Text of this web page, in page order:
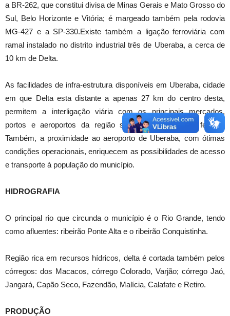
a BR-262, que constitui divisa de Minas Gerais e Mato Grosso do
Sul, Belo Horizonte e Vitória; é margeado também pela rodovia
MG-427 e a SP-330.Existe também a ligação ferroviária com
ramal instalado no distrito industrial três de Uberaba, a cerca de
10 km de Delta.
As facilidades de infra-estrutura disponíveis em Uberaba, cidade
em que Delta esta distante a apenas 27 km do centro desta,
permitem a interligação viária com os principais mercados,
portos e aeroportos da região sudeste e da capital federal.
Também, a proximidade ao aeroporto de Uberaba, com ótimas
condições operacionais, enriquecem as possibilidades de acesso
e transporte à população do município.
HIDROGRAFIA
O principal rio que circunda o município é o Rio Grande, tendo
como afluentes: ribeirão Ponte Alta e o ribeirão Conquistinha.
Região rica em recursos hídricos, delta é cortada também pelos
córregos: dos Macacos, córrego Colorado, Varjão; córrego Jaó,
Jangará, Capão Seco, Fazendão, Malícia, Calafate e Retiro.
PRODUÇÃO